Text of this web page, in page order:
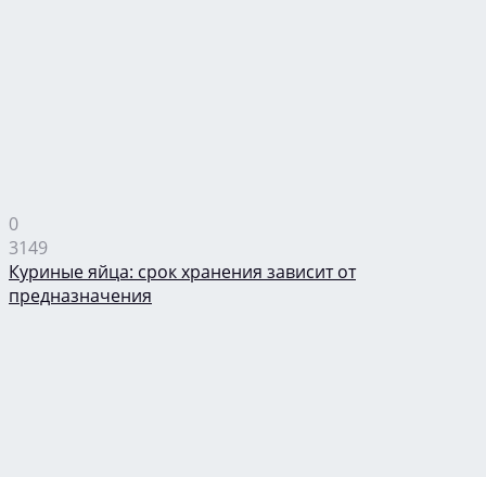
0
3149
Куриные яйца: срок хранения зависит от
предназначения